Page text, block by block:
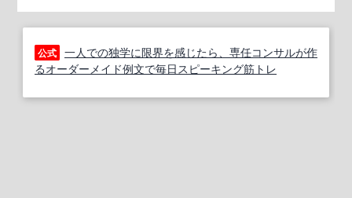
公式 一人での独学に限界を感じたら、専任コンサルが作
るオーダーメイド例文で毎日スピーキング筋トレ